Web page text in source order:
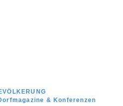
& Konferenzen